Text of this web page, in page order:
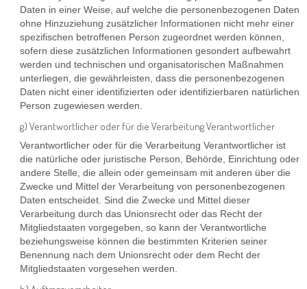
Daten in einer Weise, auf welche die personenbezogenen Daten
ohne Hinzuziehung zusätzlicher Informationen nicht mehr einer
spezifischen betroffenen Person zugeordnet werden können,
sofern diese zusätzlichen Informationen gesondert aufbewahrt
werden und technischen und organisatorischen Maßnahmen
unterliegen, die gewährleisten, dass die personenbezogenen
Daten nicht einer identifizierten oder identifizierbaren natürlichen
Person zugewiesen werden.
g) Verantwortlicher oder für die Verarbeitung Verantwortlicher
Verantwortlicher oder für die Verarbeitung Verantwortlicher ist
die natürliche oder juristische Person, Behörde, Einrichtung oder
andere Stelle, die allein oder gemeinsam mit anderen über die
Zwecke und Mittel der Verarbeitung von personenbezogenen
Daten entscheidet. Sind die Zwecke und Mittel dieser
Verarbeitung durch das Unionsrecht oder das Recht der
Mitgliedstaaten vorgegeben, so kann der Verantwortliche
beziehungsweise können die bestimmten Kriterien seiner
Benennung nach dem Unionsrecht oder dem Recht der
Mitgliedstaaten vorgesehen werden.